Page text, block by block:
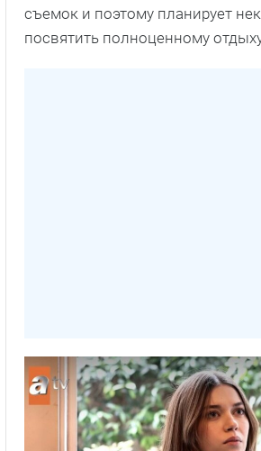
съемок и поэтому планирует
посвятить полноценному